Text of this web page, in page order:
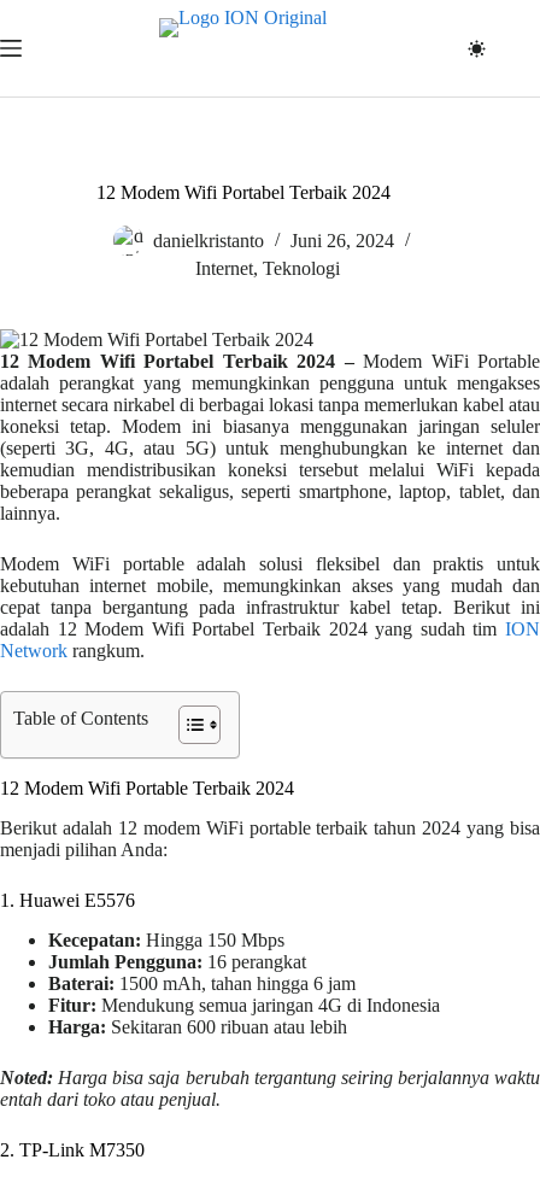
content
12 Modem Wifi Portabel Terbaik 2024
danielkristanto
Juni 26, 2024
Internet, Teknologi
12 Modem Wifi Portabel Terbaik 2024 –Modem WiFi Portable
adalah perangkat yang memungkinkan pengguna untuk mengakses
internet secara nirkabel di berbagai lokasi tanpa memerlukan kabel atau
koneksi tetap. Modem ini biasanya menggunakan jaringan seluler
(seperti 3G, 4G, atau 5G) untuk menghubungkan ke internet dan
kemudian mendistribusikan koneksi tersebut melalui WiFi kepada
beberapa perangkat sekaligus, seperti smartphone, laptop, tablet, dan
lainnya.
Modem WiFi portable adalah solusi fleksibel dan praktis untuk
kebutuhan internet mobile, memungkinkan akses yang mudah dan
cepat tanpa bergantung pada infrastruktur kabel tetap. Berikut ini
adalah 12 Modem Wifi Portabel Terbaik 2024 yang sudah tim ION
Network rangkum.
Table of Contents
12 Modem Wifi Portable Terbaik 2024
Berikut adalah 12 modem WiFi portable terbaik tahun 2024 yang bisa
menjadi pilihan Anda:
1. Huawei E5576
Kecepatan: Hingga 150 Mbps
Jumlah Pengguna: 16 perangkat
Baterai: 1500 mAh, tahan hingga 6 jam
Fitur: Mendukung semua jaringan 4G di Indonesia
Harga: Sekitaran 600 ribuan atau lebih
Noted: Harga bisa saja berubah tergantung seiring berjalannya waktu
entah dari toko atau penjual.
2. TP-Link M7350